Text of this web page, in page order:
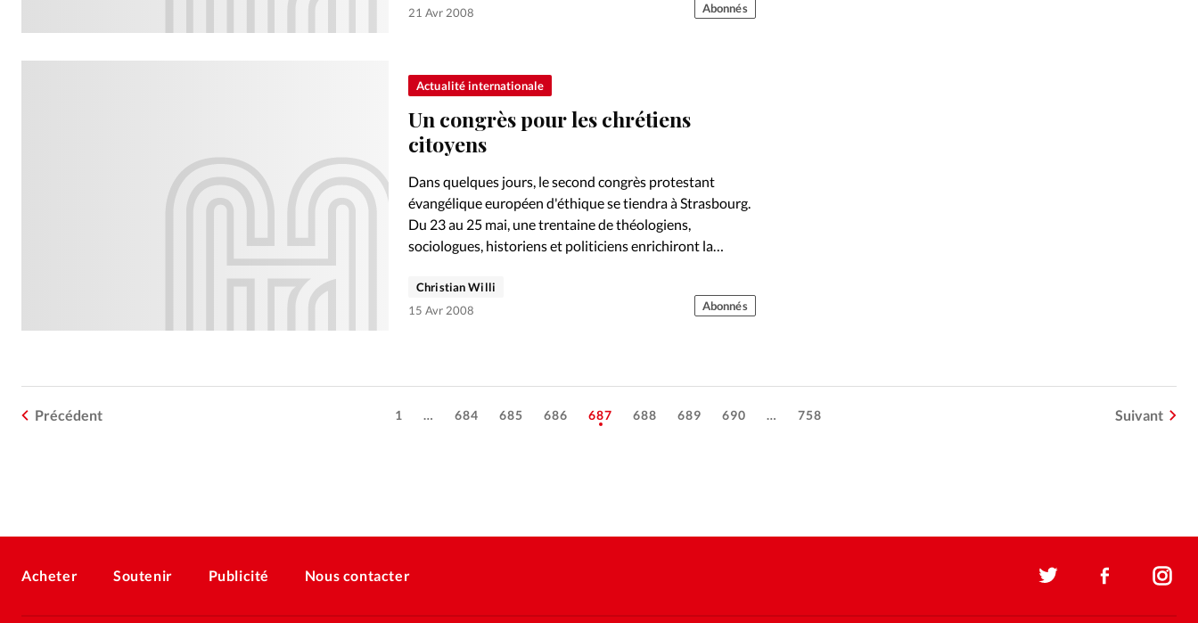
21 Avr 2008
Abonnés
Actualité internationale
Un congrès pour les chrétiens
citoyens
Dans quelques jours, le second congrès protestant
évangélique européen d'éthique se tiendra à Strasbourg.
Du 23 au 25 mai, une trentaine de théologiens,
sociologues, historiens et politiciens enrichiront la
Christian Willi
15 Avr 2008
Abonnés
Précédent 1 … 684 685 686 687 688 689 690 … 758 Suivant
Acheter Soutenir Publicité Nous contacter